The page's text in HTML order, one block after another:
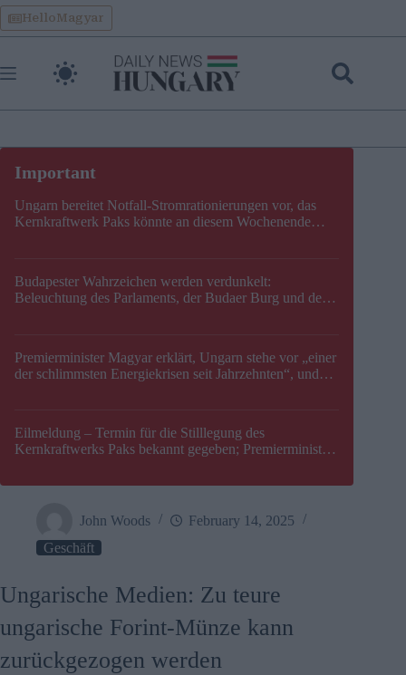
Skip
to
content
HelloMagyar
Ungarn bereitet Notfall-Stromrationierungen vor, das
Kernkraftwerk Paks könnte an diesem Wochenende
Budapester Wahrzeichen werden verdunkelt:
Beleuchtung des Parlaments, der Budaer Burg und der
Premierminister Magyar erklärt, Ungarn stehe vor „einer
der schlimmsten Energiekrisen seit Jahrzehnten“, und
Eilmeldung – Termin für die Stilllegung des
Kernkraftwerks Paks bekannt gegeben; Premierminister
John Woods
February 14, 2025
Geschäft
Ungarische Medien: Zu teure
ungarische Forint-Münze kann
zurückgezogen werden